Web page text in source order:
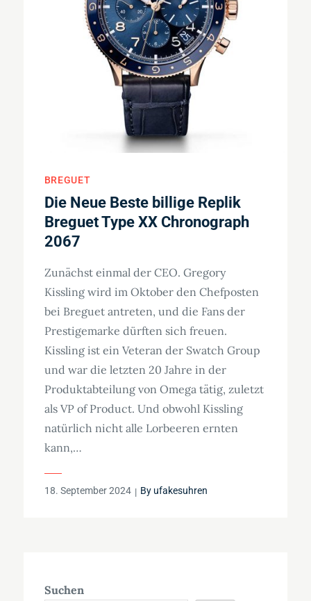
BREGUET
Die Neue Beste billige Replik
Breguet Type XX Chronograph
2067
Zunächst einmal der CEO. Gregory
Kissling wird im Oktober den Chefposten
bei Breguet antreten, und die Fans der
Prestigemarke dürften sich freuen.
Kissling ist ein Veteran der Swatch Group
und war die letzten 20 Jahre in der
Produktabteilung von Omega tätig, zuletzt
als VP of Product. Und obwohl Kissling
natürlich nicht alle Lorbeeren ernten
kann,…
Posted
18. September 2024 By ufakesuhren
Suchen